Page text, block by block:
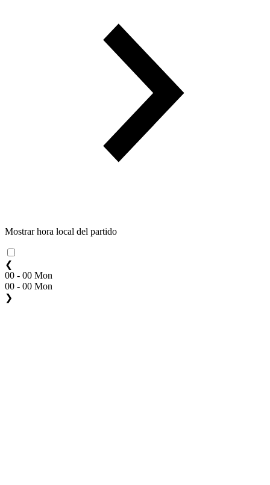
Mostrar hora local del partido
❮
00 - 00 Mon
00 - 00 Mon
❯